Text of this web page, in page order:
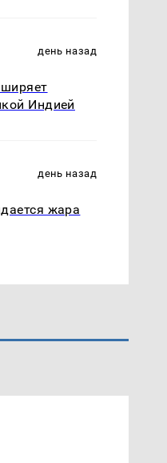
день назад
Индией
день назад
жара